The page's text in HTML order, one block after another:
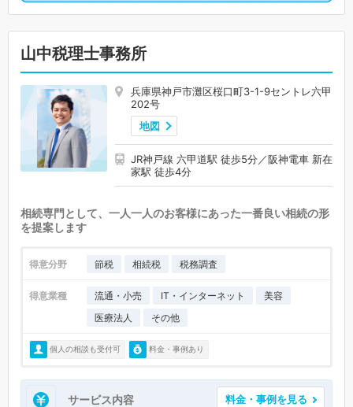
山中税理士事務所
兵庫県神戸市灘区桜口町3-1-9セントレ六甲
202号
地図
JR神戸線 六甲道駅 徒歩5分／阪神電車 新在
家駅 徒歩4分
相続専門として、一人一人のお客様にあった一番良い相続の形
を提案します
得意分野 節税 相続税 税務調査
得意業種 流通・小売 IT・インターネット
美容
医療法人
その他
個人の相談も受付可 料金・事例あり
サービス内容 料金・事例を見る